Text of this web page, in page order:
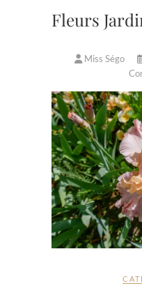
Fleurs
Miss Ségo